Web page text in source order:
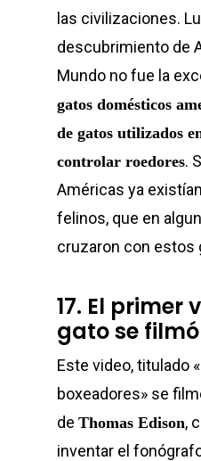
las civilizaciones.
descubrimiento de
Mundo no fue la
gatos domésticos
de gatos utilizados
controlar roedores.
Américas ya
felinos, que en
cruzaron con estos
17. El primer
gato se filmó
Este video, titulado
boxeadores» se
de Thomas Edison,
inventar el